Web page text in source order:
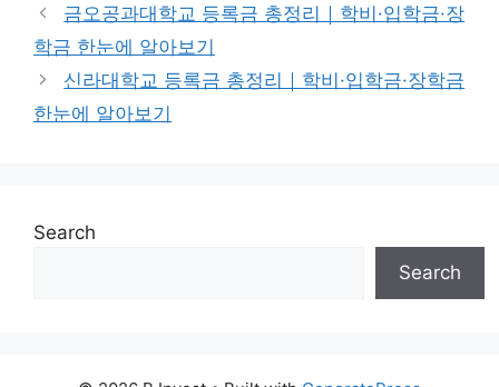
금오공과대학교 등록금 총정리｜학비·입학금·장
학금 한눈에 알아보기
신라대학교 등록금 총정리｜학비·입학금·장학금
한눈에 알아보기
Search
Search